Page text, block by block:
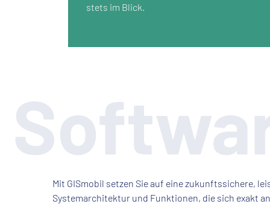
stets im Blick.
Mit GISmobil setzen Sie auf eine zukunftssichere,
Systemarchitektur und Funktionen, die sich exakt